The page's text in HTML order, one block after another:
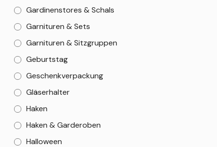
Gardinenstores & Schals
Garnituren & Sets
Garnituren & Sitzgruppen
Geburtstag
Geschenkverpackung
Gläserhalter
Haken
Haken & Garderoben
Halloween